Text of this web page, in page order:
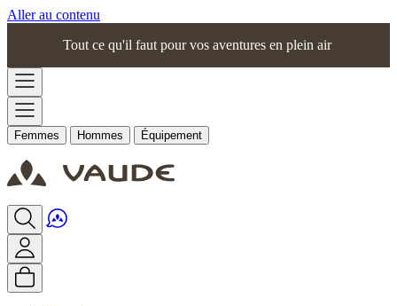
Aller au contenu
Tout ce qu'il faut pour vos aventures en plein air
Femmes Hommes Équipement